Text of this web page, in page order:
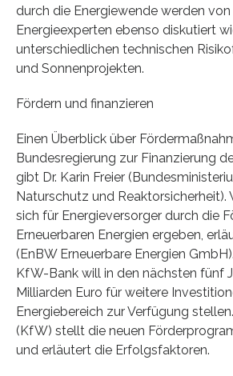
durch die Energiewende werden
Energieexperten ebenso diskutiert
unterschiedlichen technischen
und Sonnenprojekten.
Fördern und finanzieren
Einen Überblick über
Bundesregierung zur Finanzierung
gibt Dr. Karin Freier
Naturschutz und Reaktorsicherheit).
sich für Energieversorger durch die
Erneuerbaren Energien ergeben,
(EnBW Erneuerbare Energien
KfW-Bank will in den nächsten fünf
Milliarden Euro für weitere
Energiebereich zur Verfügung
(KfW) stellt die neuen
und erläutert die Erfolgsfaktoren.